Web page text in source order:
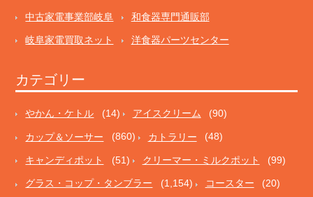
中古家電事業部岐阜 和食器専門通販部
岐阜家電買取ネット 洋食器パーツセンター
カテゴリー
やかん・ケトル (14) アイスクリーム (90)
カップ＆ソーサー (860) カトラリー (48)
キャンディポット (51) クリーマー・ミルクポット (99)
グラス・コップ・タンブラー (1,154) コースター (20)